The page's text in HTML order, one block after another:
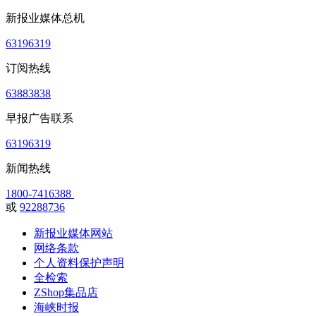
新报业媒体总机
63196319
订阅热线
63883838
早报广告联系
63196319
新闻热线
1800-7416388
或 92288736
新报业媒体网站
网络条款
个人资料保护声明
全检索
ZShop集品店
海峡时报